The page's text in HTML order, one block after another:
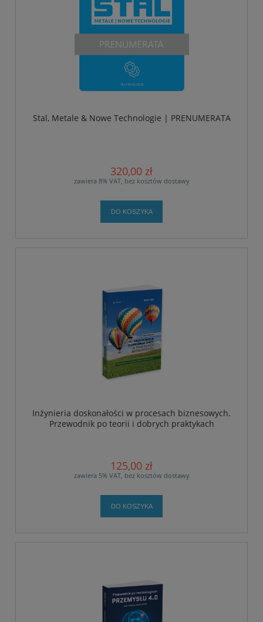
Stal, Metale & Nowe Technologie | PRENUMERATA
320,00 zł
zawiera 8% VAT, bez kosztów dostawy
DO KOSZYKA
Inżynieria doskonałości w procesach biznesowych.
Przewodnik po teorii i dobrych praktykach
125,00 zł
zawiera 5% VAT, bez kosztów dostawy
DO KOSZYKA